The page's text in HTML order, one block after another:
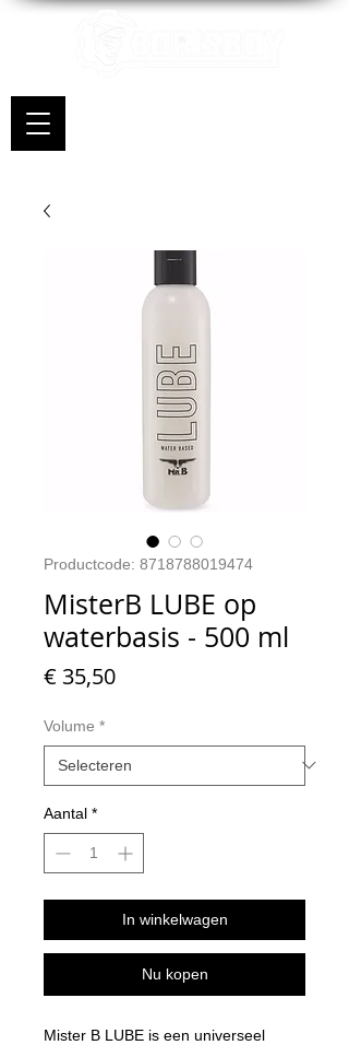
Productcode: 8718788019474
MisterB LUBE op
waterbasis - 500 ml
€ 35,50Prijs
Volume *
Aantal *
In winkelwagen
Nu kopen
Mister B LUBE is een universeel